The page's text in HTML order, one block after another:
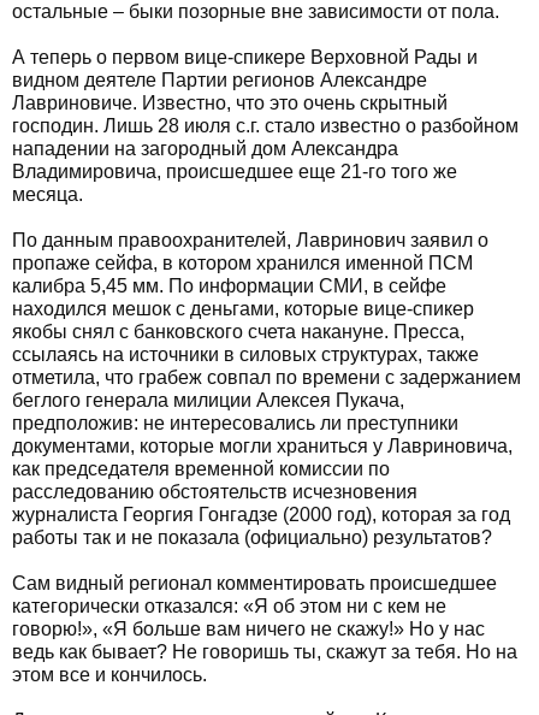
остальные – быки позорные вне зависимости от пола.
А теперь о первом вице-спикере Верховной Рады и
видном деятеле Партии регионов Александре
Лавриновиче. Известно, что это очень скрытный
господин. Лишь 28 июля с.г. стало известно о разбойном
нападении на загородный дом Александра
Владимировича, происшедшее еще 21-го того же
месяца.
По данным правоохранителей, Лавринович заявил о
пропаже сейфа, в котором хранился именной ПСМ
калибра 5,45 мм. По информации СМИ, в сейфе
находился мешок с деньгами, которые вице-спикер
якобы снял с банковского счета накануне. Пресса,
ссылаясь на источники в силовых структурах, также
отметила, что грабеж совпал по времени с задержанием
беглого генерала милиции Алексея Пукача,
предположив: не интересовались ли преступники
документами, которые могли храниться у Лавриновича,
как председателя временной комиссии по
расследованию обстоятельств исчезновения
журналиста Георгия Гонгадзе (2000 год), которая за год
работы так и не показала (официально) результатов?
Сам видный регионал комментировать происшедшее
категорически отказался: «Я об этом ни с кем не
говорю!», «Я больше вам ничего не скажу!» Но у нас
ведь как бывает? Не говоришь ты, скажут за тебя. Но на
этом все и кончилось.